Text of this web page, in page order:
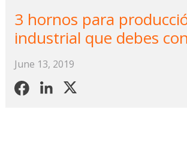
3 hornos para
industrial que debes
June 13, 2019